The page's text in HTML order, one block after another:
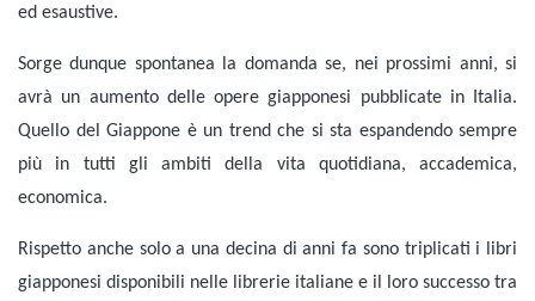
ed esaustive.
Sorge dunque spontanea la domanda se, nei prossimi anni, si
avrà un aumento delle opere giapponesi pubblicate in Italia.
Quello del Giappone è un trend che si sta espandendo sempre
più in tutti gli ambiti della vita quotidiana, accademica,
economica.
Rispetto anche solo a una decina di anni fa sono triplicati i libri
giapponesi disponibili nelle librerie italiane e il loro successo tra